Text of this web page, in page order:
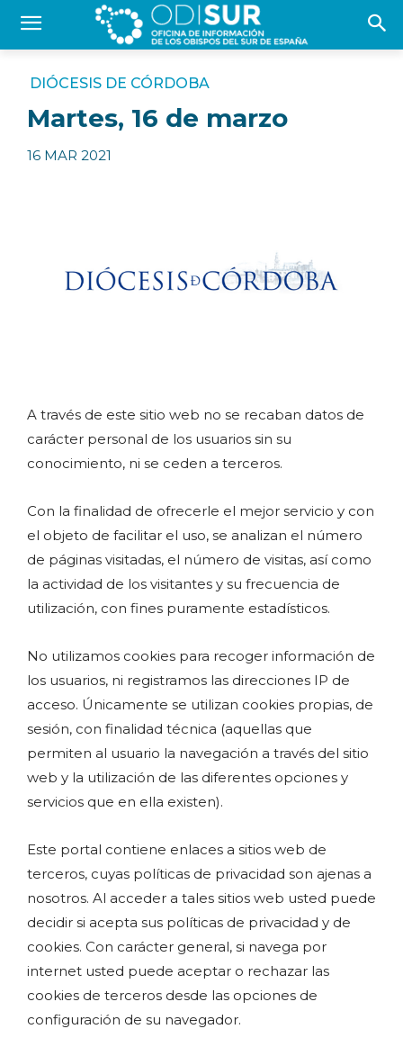
DIÓCESIS DE CÓRDOBA
Martes, 16 de marzo
16 MAR 2021
A través de este sitio web no se recaban datos de
carácter personal de los usuarios sin su
conocimiento, ni se ceden a terceros.
Con la finalidad de ofrecerle el mejor servicio y con
el objeto de facilitar el uso, se analizan el número
de páginas visitadas, el número de visitas, así como
la actividad de los visitantes y su frecuencia de
utilización, con fines puramente estadísticos.
No utilizamos cookies para recoger información de
los usuarios, ni registramos las direcciones IP de
acceso. Únicamente se utilizan cookies propias, de
sesión, con finalidad técnica (aquellas que
permiten al usuario la navegación a través del sitio
web y la utilización de las diferentes opciones y
servicios que en ella existen).
Este portal contiene enlaces a sitios web de
terceros, cuyas políticas de privacidad son ajenas a
nosotros. Al acceder a tales sitios web usted puede
decidir si acepta sus políticas de privacidad y de
cookies. Con carácter general, si navega por
internet usted puede aceptar o rechazar las
cookies de terceros desde las opciones de
configuración de su navegador.